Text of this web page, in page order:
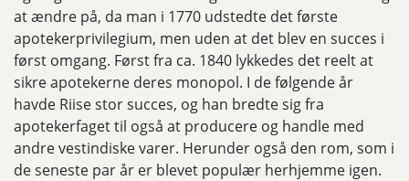
at ændre på, da man i 1770 udstedte det første
apotekerprivilegium, men uden at det blev en succes i
først omgang. Først fra ca. 1840 lykkedes det reelt at
sikre apotekerne deres monopol. I de følgende år
havde Riise stor succes, og han bredte sig fra
apotekerfaget til også at producere og handle med
andre vestindiske varer. Herunder også den rom, som i
de seneste par år er blevet populær herhjemme igen.